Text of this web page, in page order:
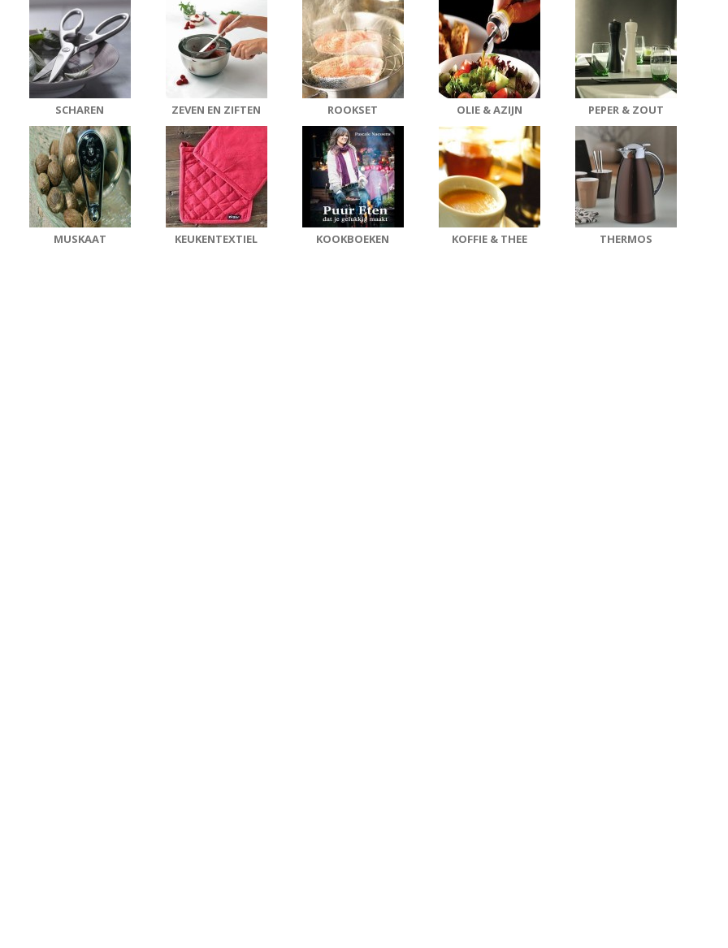
SCHAREN ZEVEN EN ZIFTEN ROOKSET OLIE & AZIJN PEPER & ZOUT
MUSKAAT KEUKENTEXTIEL KOOKBOEKEN KOFFIE & THEE THERMOS